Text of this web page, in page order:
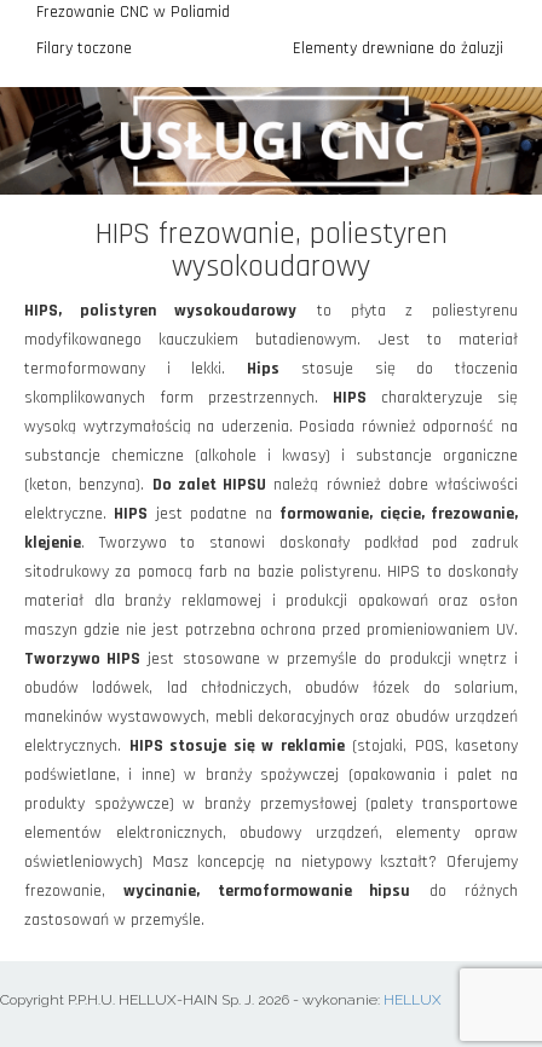
Frezowanie CNC w Poliamid
Filary toczone
Akcesoria drewniane do kuchni
Drewniana ozdoba renowacyjna
Elementy drewniane do żaluzji
Nogi stołowe drewniane
Panele ażurowe drewniane
Szuflady drewniane frezowane
Umywalki drewniane
Uchwyty drewniane do mebli
Panele ścienne drewniane lamele
Klosze, abażury z drewna
Kosze na śmieci
HIPS frezowanie, poliestyren
wysokoudarowy
HIPS, polistyren wysokoudarowy to płyta z poliestyrenu
modyfikowanego kauczukiem butadienowym. Jest to materiał
termoformowany i lekki. Hips stosuje się do tłoczenia
skomplikowanych form przestrzennych. HIPS charakteryzuje się
wysoką wytrzymałością na uderzenia. Posiada również odporność na
substancje chemiczne (alkohole i kwasy) i substancje organiczne
(keton, benzyna). Do zalet HIPSU należą również dobre właściwości
elektryczne. HIPS jest podatne na formowanie, cięcie, frezowanie,
klejenie. Tworzywo to stanowi doskonały podkład pod zadruk
sitodrukowy za pomocą farb na bazie polistyrenu. HIPS to doskonały
materiał dla branży reklamowej i produkcji opakowań oraz osłon
maszyn gdzie nie jest potrzebna ochrona przed promieniowaniem UV.
Tworzywo HIPS jest stosowane w przemyśle do produkcji wnętrz i
obudów lodówek, lad chłodniczych, obudów łózek do solarium,
manekinów wystawowych, mebli dekoracyjnych oraz obudów urządzeń
elektrycznych. HIPS stosuje się w reklamie(stojaki, POS, kasetony
podświetlane, i inne) w branży spożywczej (opakowania i palet na
produkty spożywcze) w branży przemysłowej (palety transportowe
elementów elektronicznych, obudowy urządzeń, elementy opraw
oświetleniowych) Masz koncepcję na nietypowy kształt? Oferujemy
frezowanie,wycinanie, termoformowanie hipsu do różnych
zastosowań w przemyśle.
Copyright P.P.H.U. HELLUX-HAIN Sp. J. 2026 - wykonanie: HELLUX